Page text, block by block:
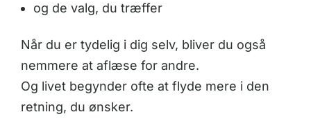
og de valg, du træffer
Når du er tydelig i dig selv, bliver du også
nemmere at aflæse for andre.
Og livet begynder ofte at flyde mere i den
retning, du ønsker.